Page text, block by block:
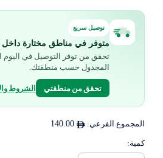
توصيل سريع
متوفر في مناطق مختارة داخل
تحقق من توفر التوصيل في اليوم
المجدول حسب منطقتك.
تحقق من منطقتي الشروط
المجموع الفرعي: 140.00
كمية: